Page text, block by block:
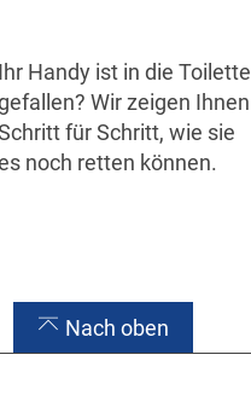
Ihr Handy ist in die Toilette
Wir zeigen Ihnen
für Schritt, wie sie
noch retten können.
Nach oben